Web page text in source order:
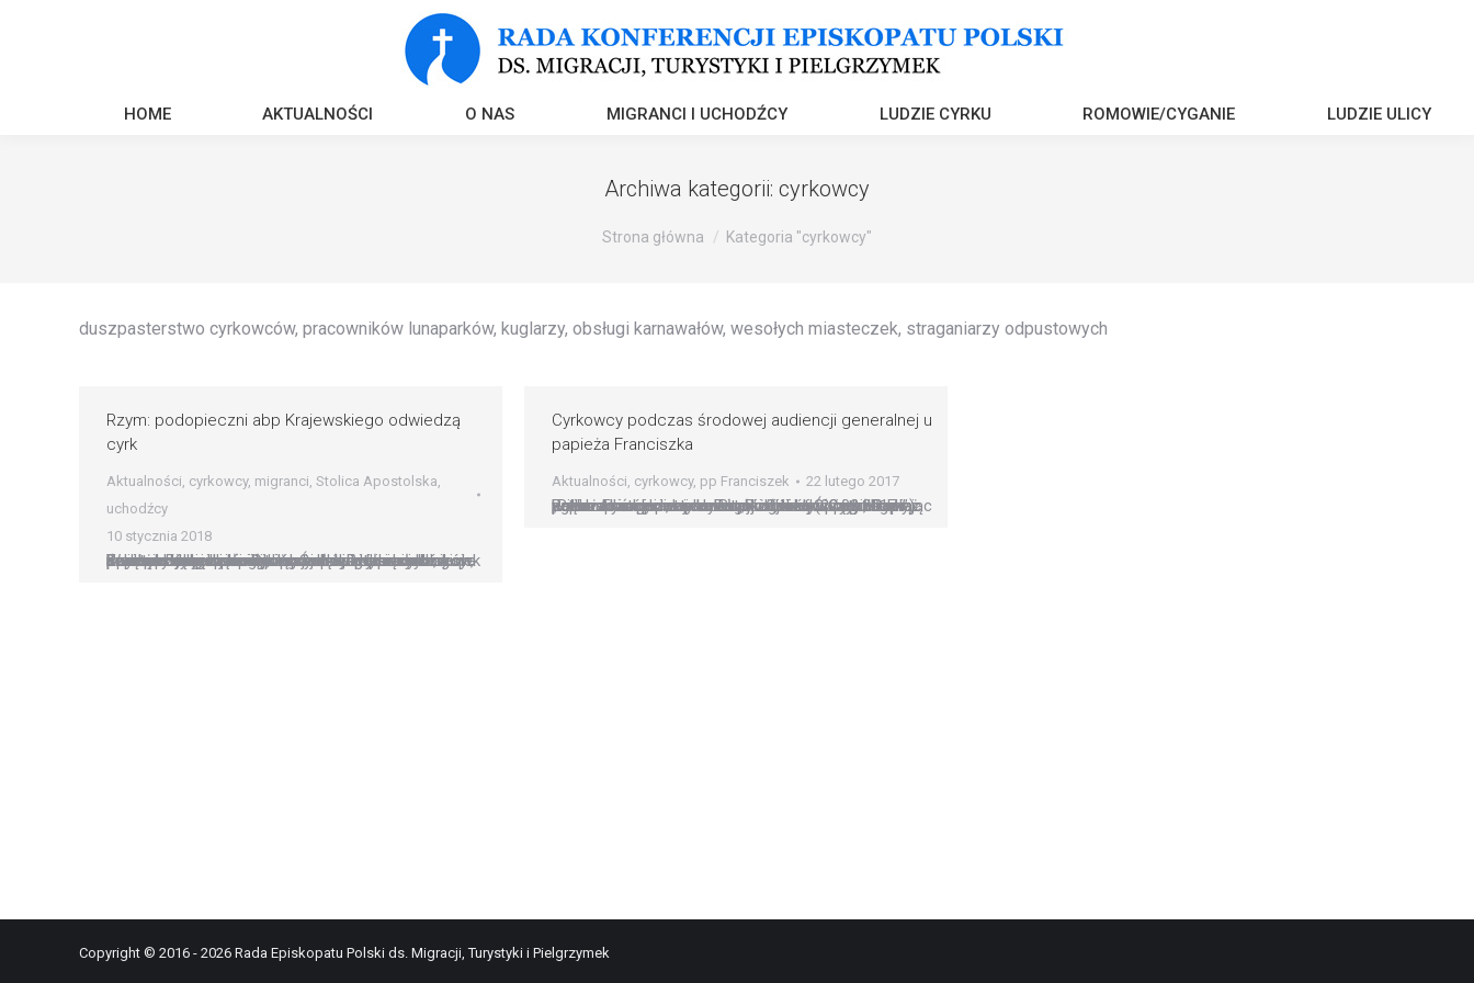
HOME AKTUALNOŚCI O NAS MIGRANCI I UCHODŹCY LUDZIE CYRKU ROMOWIE/CYGANIE LUDZIE ULICY
Archiwa kategorii: cyrkowcy
Strona główna Kategoria "cyrkowcy"
duszpasterstwo cyrkowców, pracowników lunaparków, kuglarzy, obsługi karnawałów, wesołych miasteczek, straganiarzy odpustowych
Rzym: podopieczni abp Krajewskiego odwiedzą
cyrk
Aktualności, cyrkowcy, migranci, Stolica Apostolska,
uchodźcy
10 stycznia 2018
Rzym: podopieczni abp Krajewskiego odwiedzą cyrk W czwartek popołudniu ponad dwa tysiące podopiecznych papieskiego jałmużnika arcybiskupa Konrada Krajewskiego, odwiedzi jeden z cyrków przebywających na występach w Rzymie w okresie świątecznym. Ujawnił to sam polski hierarcha, należący do grona najbliższych współpracowników papieża Franciszka. Ojciec Święty zaprosił ubogich, bezdomnych, więźniów i uchodźców do cyrku. Spektakl odbędzie się…
Cyrkowcy podczas środowej audiencji generalnej u
papieża Franciszka
Aktualności, cyrkowcy, pp Franciszek 22 lutego 2017
Podczas środowej audiencji ogólnej (22.02.2017 r.) papież Franciszek przywitał członków Cyrku Rony Roller. Akrobaci zaprezentowali krótki program z pokazami ognia, tancerzami i inni klownami, bawiąc w ten sposób nie tylko Papieża, lecz wszystkich zgromadzonych na audiencji. Ojciec Święty dziękując za ich występ powiedział: „Robicie coś pięknego!” „Piękno kieruje nas do Boga” – kontynuował Papież –…
Copyright © 2016 - 2026 Rada Episkopatu Polski ds. Migracji, Turystyki i Pielgrzymek